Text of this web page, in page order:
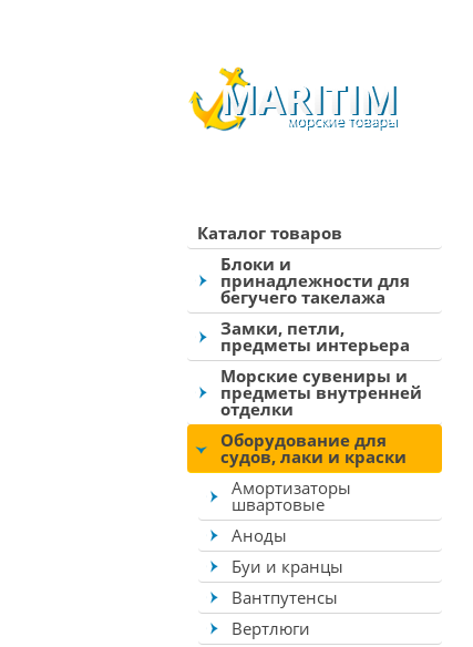
Каталог товаров
Блоки и
принадлежности для
бегучего такелажа
Замки, петли,
предметы интерьера
Морские сувениры и
предметы внутренней
отделки
Оборудование для
судов, лаки и краски
Амортизаторы
швартовые
Аноды
Буи и кранцы
Вантпутенсы
Вертлюги